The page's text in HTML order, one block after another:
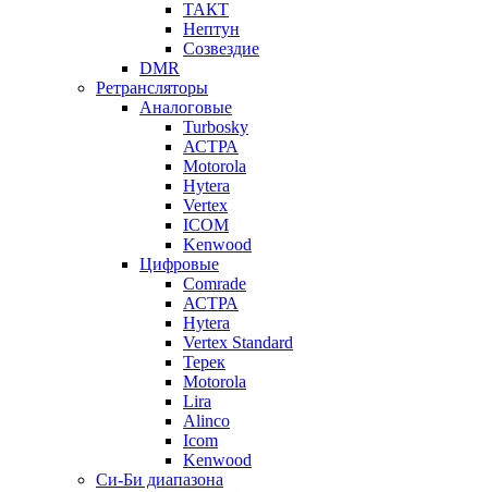
ТАКТ
Нептун
Созвездие
DMR
Ретрансляторы
Аналоговые
Turbosky
АСТРА
Motorola
Hytera
Vertex
ICOM
Kenwood
Цифровые
Comrade
АСТРА
Hytera
Vertex Standard
Терек
Motorola
Lira
Alinco
Icom
Kenwood
Си-Би диапазона